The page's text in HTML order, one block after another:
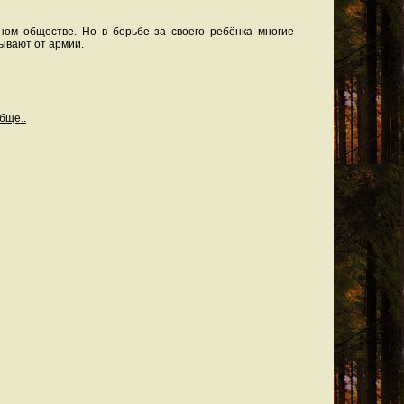
обществе. Но в борьбе за своего ребёнка многие
от армии.